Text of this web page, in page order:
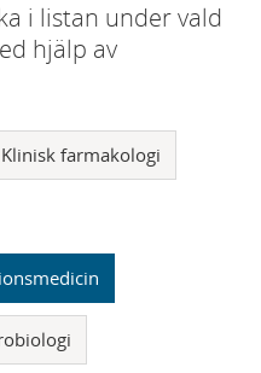
i listan under vald
hjälp av
Klinisk farmakologi